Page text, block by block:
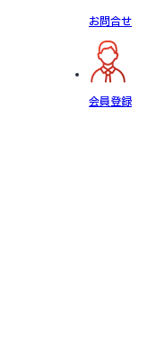
お問合せ
会員登録